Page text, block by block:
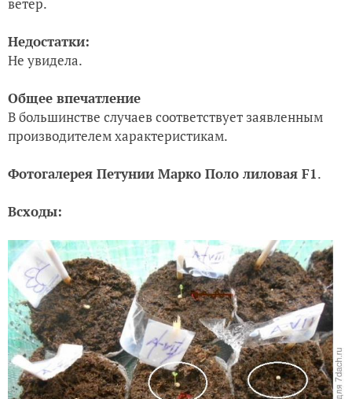
ветер.
Недостатки:
Не увидела.
Общее впечатление
В большинстве случаевсоответствует заявленным
производителем характеристикам.
Фотогалерея Петунии Марко Поло лиловая F1.
Всходы: